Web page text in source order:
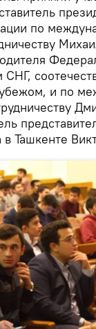
по
СНГ,
и по
в Ташкенте